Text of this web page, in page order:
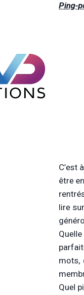
Ping-
C’est
être
lire
mots,
Quel